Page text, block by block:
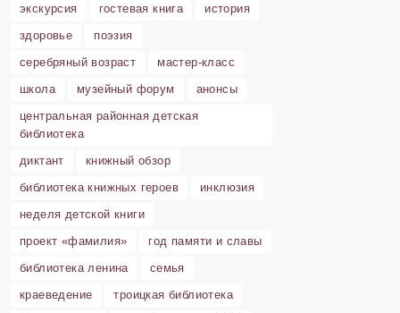
экскурсия
гостевая книга
история
здоровье
поэзия
серебряный возраст
мастер-класс
школа
музейный форум
анонсы
центральная районная детская
библиотека
диктант
книжный обзор
библиотека книжных героев
инклюзия
неделя детской книги
проект «фамилия»
год памяти и славы
библиотека ленина
семья
краеведение
троицкая библиотека